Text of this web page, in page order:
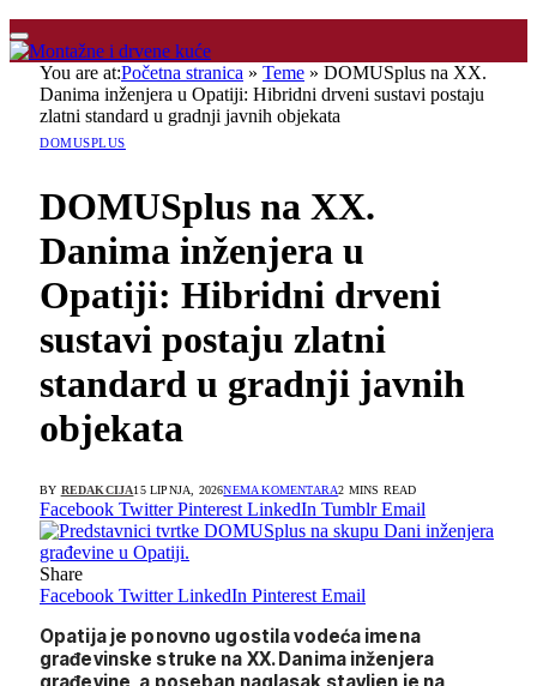
You are at:Početna stranica » Teme » DOMUSplus na XX.
Danima inženjera u Opatiji: Hibridni drveni sustavi postaju
zlatni standard u gradnji javnih objekata
DOMUSPLUS
DOMUSplus na XX.
Danima inženjera u
Opatiji: Hibridni drveni
sustavi postaju zlatni
standard u gradnji javnih
objekata
BY REDAKCIJA15 LIPNJA, 2026NEMA KOMENTARA2 MINS READ
Facebook Twitter Pinterest LinkedIn Tumblr Email
Share
Facebook Twitter LinkedIn Pinterest Email
Opatija je ponovno ugostila vodeća imena
građevinske struke na XX. Danima inženjera